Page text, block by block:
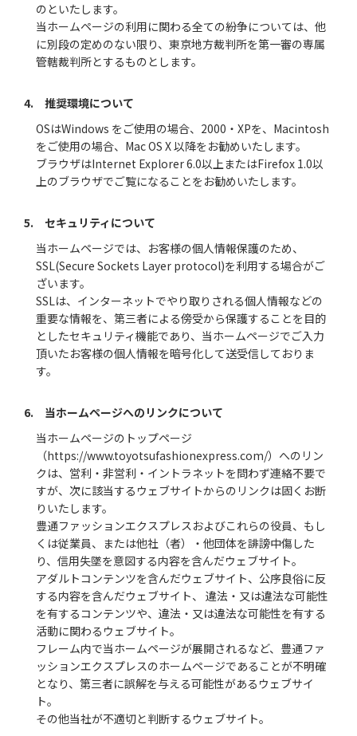
のといたします。
当ホームページの利用に関わる全ての紛争については、他
に別段の定めのない限り、東京地方裁判所を第一審の専属
管轄裁判所とするものとします。
4. 推奨環境について
OSはWindows をご使用の場合、2000・XPを、Macintosh
をご使用の場合、Mac OS X 以降をお勧めいたします。
ブラウザはInternet Explorer 6.0以上またはFirefox 1.0以
上のブラウザでご覧になることをお勧めいたします。
5. セキュリティについて
当ホームページでは、お客様の個人情報保護のため、
SSL(Secure Sockets Layer protocol)を利用する場合がご
ざいます。
SSLは、インターネットでやり取りされる個人情報などの
重要な情報を、第三者による傍受から保護することを目的
としたセキュリティ機能であり、当ホームページでご入力
頂いたお客様の個人情報を暗号化して送受信しておりま
す。
6. 当ホームページへのリンクについて
当ホームページのトップページ
（https://www.toyotsufashionexpress.com/）へのリン
クは、営利・非営利・イントラネットを問わず連絡不要で
すが、次に該当するウェブサイトからのリンクは固くお断
りいたします。
豊通ファッションエクスプレスおよびこれらの役員、もし
くは従業員、または他社（者）・他団体を誹謗中傷した
り、信用失墜を意図する内容を含んだウェブサイト。
アダルトコンテンツを含んだウェブサイト、公序良俗に反
する内容を含んだウェブサイト、 違法・又は違法な可能性
を有するコンテンツや、違法・又は違法な可能性を有する
活動に関わるウェブサイト。
フレーム内で当ホームページが展開されるなど、豊通ファ
ッションエクスプレスのホームページであることが不明確
となり、第三者に誤解を与える可能性があるウェブサイ
ト。
その他当社が不適切と判断するウェブサイト。